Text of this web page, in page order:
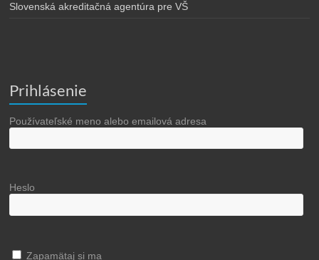
Slovenská akreditačná agentúra pre VŠ
Prihlásenie
Používateľské meno alebo emailová adresa
Heslo
Zapamätaj si ma